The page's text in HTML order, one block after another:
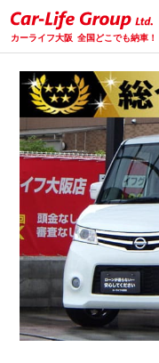
カーライフ大阪 全国どこでも納車！